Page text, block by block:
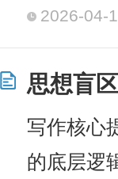
2026-04-
思想盲
写作核心
的底层逻